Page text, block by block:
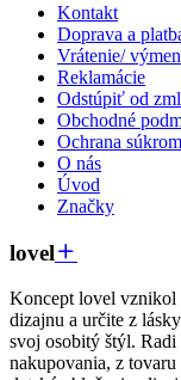
Kontakt
Doprava a
Vrátenie/
Reklamácie
Odstúpiť od
Obchodné
Ochrana
O nás
Úvod
Značky
lovel
Koncept lovel vznikol
dizajnu a určite z
svoj osobitý štýl.
nakupovania, z